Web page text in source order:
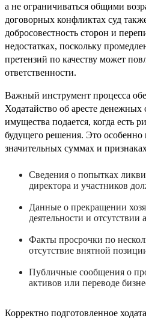
а не ограничиваться общими
договорных конфликтах суд
добросовестность сторон и
недостатках, поскольку
претензий по качеству может
ответственности.
Важный инструмент процесса
Ходатайство об аресте денежных
имущества подается, когда есть
будущего решения. Это особенно
значительных суммах и
Сведения о попытках
директора и участников
Данные о прекращении
деятельности и отсутствии
Факты просрочки по
отсутствие внятной
Публичные сообщения о
активов или переводе
Корректно подготовленное